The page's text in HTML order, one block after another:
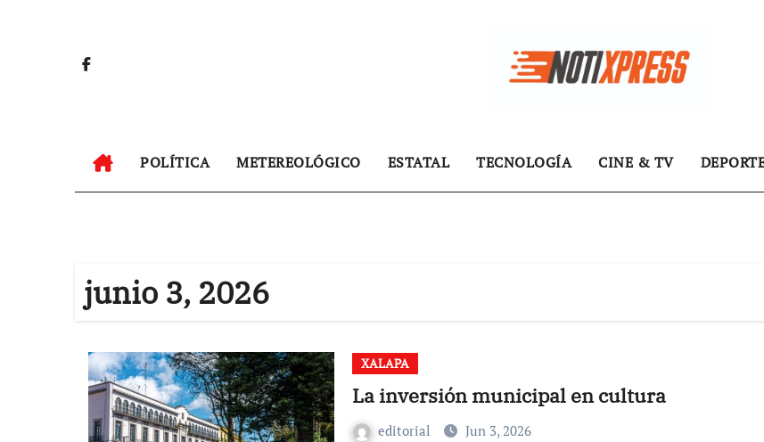
POLÍTICA METEREOLÓGICO ESTATAL TECNOLOGÍA CINE & TV
junio 3, 2026
XALAPA
La inversión municipal en cultura
editorial Jun 3, 2026